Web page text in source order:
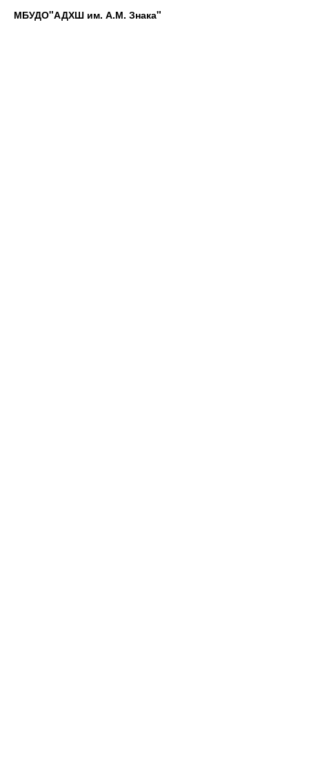
МБУДО"АДХШ им. А.М. Знака"